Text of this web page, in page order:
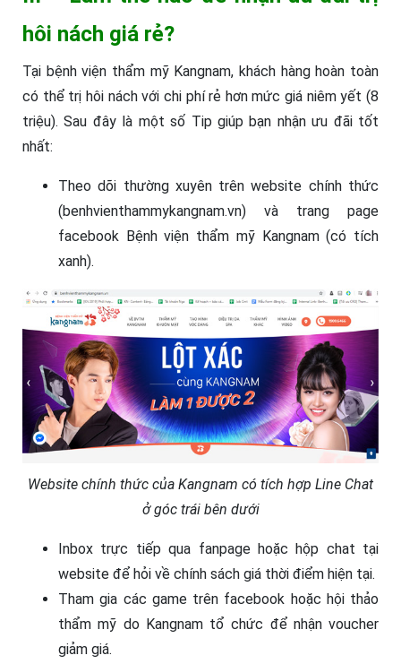
hôi nách giá rẻ?
Tại bệnh viện thẩm mỹ Kangnam, khách hàng hoàn toàn
có thể trị hôi nách với chi phí rẻ hơn mức giá niêm yết (8
triệu). Sau đây là một số Tip giúp bạn nhận ưu đãi tốt
nhất:
Theo dõi thường xuyên trên website chính thức
(benhvienthammykangnam.vn) và trang page
facebook Bệnh viện thẩm mỹ Kangnam (có tích
xanh).
Website chính thức của Kangnam có tích hợp Line Chat
ở góc trái bên dưới
Inbox trực tiếp qua fanpage hoặc hộp chat tại
website để hỏi về chính sách giá thời điểm hiện tại.
Tham gia các game trên facebook hoặc hội thảo
thẩm mỹ do Kangnam tổ chức để nhận voucher
giảm giá.